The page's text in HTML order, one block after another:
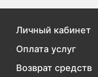
Личный кабинет
Оплата услуг
Возврат средств